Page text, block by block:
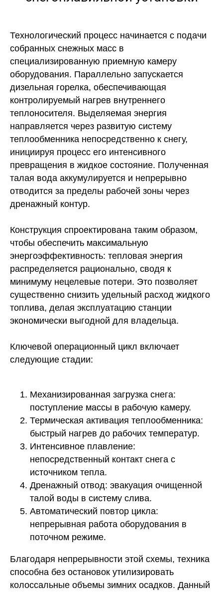
Технологический процесс начинается с подачи
собранных снежных масс в
специализированную приемную камеру
оборудования. Параллельно запускается
дизельная горелка, обеспечивающая
контролируемый нагрев внутреннего
теплоносителя. Выделяемая энергия
направляется через развитую систему
теплообменника непосредственно к снегу,
инициируя процесс его интенсивного
превращения в жидкое состояние. Полученная
талая вода аккумулируется и непрерывно
отводится за пределы рабочей зоны через
дренажный контур.
Конструкция спроектирована таким образом,
чтобы обеспечить максимальную
энергоэффективность: тепловая энергия
распределяется рационально, сводя к
минимуму нецелевые потери. Это позволяет
существенно снизить удельный расход жидкого
топлива, делая эксплуатацию станции
экономически выгодной для владельца.
Ключевой операционный цикл включает
следующие стадии:
Механизированная загрузка снега:
поступление массы в рабочую камеру.
Термическая активация теплообменника:
быстрый нагрев до рабочих температур.
Интенсивное плавление:
непосредственный контакт снега с
источником тепла.
Дренажный отвод: эвакуация очищенной
талой воды в систему слива.
Автоматический повтор цикла:
непрерывная работа оборудования в
поточном режиме.
Благодаря непрерывности этой схемы, техника
способна без остановок утилизировать
колоссальные объемы зимних осадков. Данный